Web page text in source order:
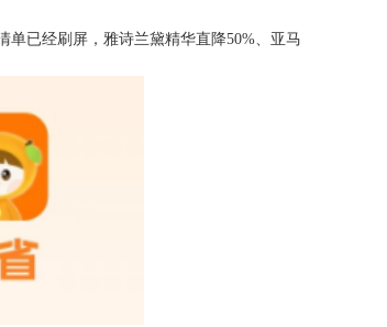
单已经刷屏，雅诗兰黛精华直降50%、亚马